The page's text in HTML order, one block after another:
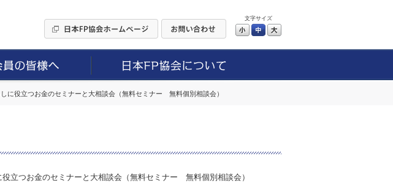
文字サイズ
小 中
に役立つお金のセミナーと大相談会（無料セミナー 無料個別相談会）
立つお金のセミナーと大相談会（無料セミナー 無料個別相談会）